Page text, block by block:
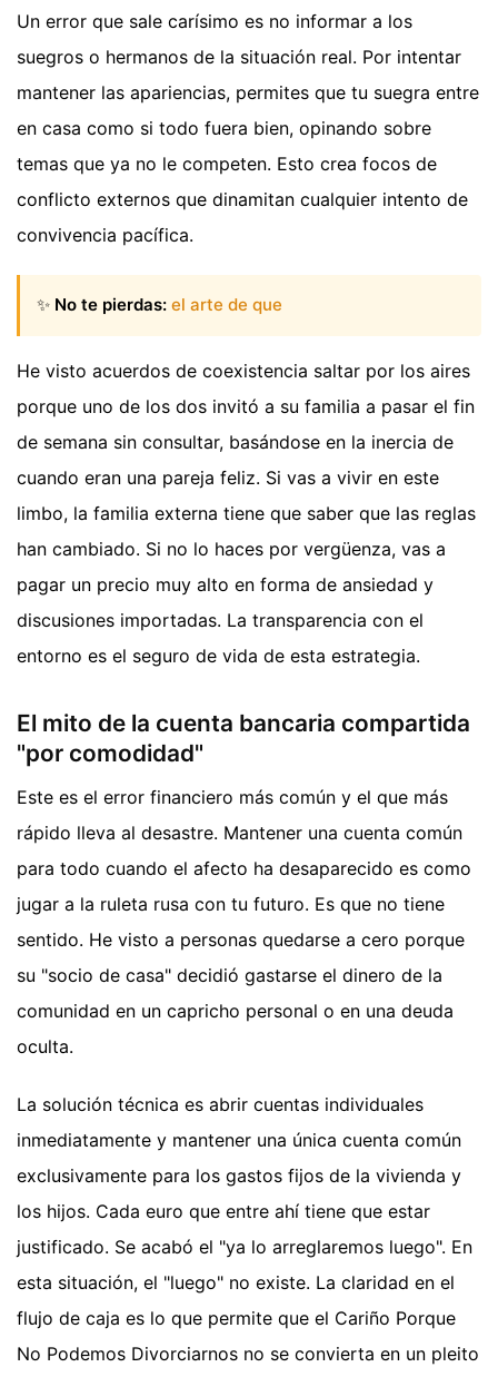
Un error que sale carísimo es no informar a los
suegros o hermanos de la situación real. Por intentar
mantener las apariencias, permites que tu suegra entre
en casa como si todo fuera bien, opinando sobre
temas que ya no le competen. Esto crea focos de
conflicto externos que dinamitan cualquier intento de
convivencia pacífica.
✨ No te pierdas: el arte de que
He visto acuerdos de coexistencia saltar por los aires
porque uno de los dos invitó a su familia a pasar el fin
de semana sin consultar, basándose en la inercia de
cuando eran una pareja feliz. Si vas a vivir en este
limbo, la familia externa tiene que saber que las reglas
han cambiado. Si no lo haces por vergüenza, vas a
pagar un precio muy alto en forma de ansiedad y
discusiones importadas. La transparencia con el
entorno es el seguro de vida de esta estrategia.
El mito de la cuenta bancaria compartida
"por comodidad"
Este es el error financiero más común y el que más
rápido lleva al desastre. Mantener una cuenta común
para todo cuando el afecto ha desaparecido es como
jugar a la ruleta rusa con tu futuro. Es que no tiene
sentido. He visto a personas quedarse a cero porque
su "socio de casa" decidió gastarse el dinero de la
comunidad en un capricho personal o en una deuda
oculta.
La solución técnica es abrir cuentas individuales
inmediatamente y mantener una única cuenta común
exclusivamente para los gastos fijos de la vivienda y
los hijos. Cada euro que entre ahí tiene que estar
justificado. Se acabó el "ya lo arreglaremos luego". En
esta situación, el "luego" no existe. La claridad en el
flujo de caja es lo que permite que el Cariño Porque
No Podemos Divorciarnos no se convierta en un pleito